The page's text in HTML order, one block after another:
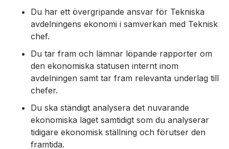
Du har ett övergripande ansvar för Tekniska
avdelningens ekonomi i samverkan med Teknisk
chef.
Du tar fram och lämnar löpande rapporter om
den ekonomiska statusen internt inom
avdelningen samt tar fram relevanta underlag till
chefer.
Du ska ständigt analysera det nuvarande
ekonomiska läget samtidigt som du analyserar
tidigare ekonomisk ställning och förutser den
framtida.